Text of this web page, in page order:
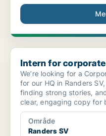
Intern for corporate
Intern for
We’re looking for a
for our HQ in Randers
finding strong stories,
clear, engaging copy for
Område
Randers SV